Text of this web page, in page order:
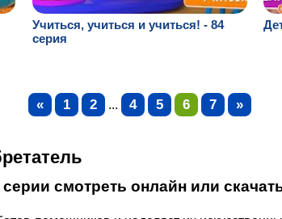
Учиться, учиться и учиться! - 84
серия
« 1 2 ... 4 5 6 7 »
смотреть онлайн или